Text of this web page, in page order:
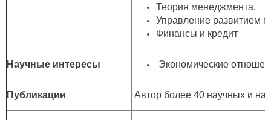
Теория менеджмента,
Управление развитием
Финансы и кредит
Научные интересы Экономические
Публикации Автор более 40 научных и